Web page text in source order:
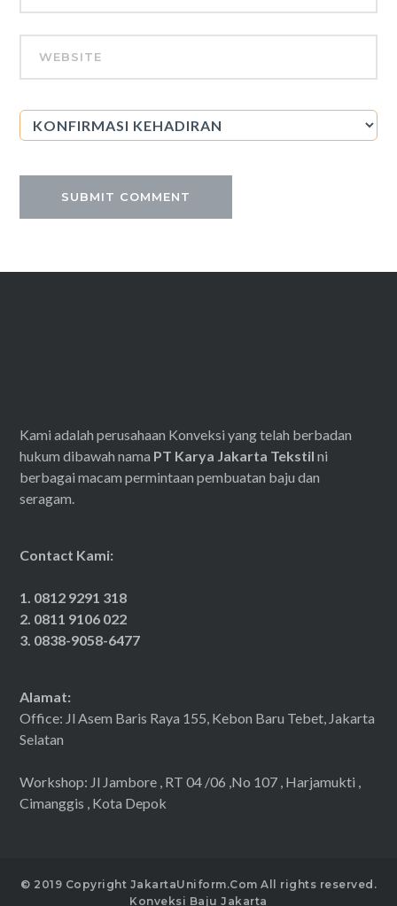
Kami adalah perusahaan Konveksi yang telah berbadan
hukum dibawah nama PT Karya Jakarta Tekstilni
berbagai macam permintaan pembuatan baju dan
seragam.
Contact Kami:
1. 0812 9291 318
2. 0811 9106 022
3. 0838-9058-6477
Alamat:
Office: Jl Asem Baris Raya 155, Kebon Baru Tebet, Jakarta
Selatan
Workshop: Jl Jambore , RT 04 /06 ,No 107 , Harjamukti ,
Cimanggis , Kota Depok
© 2019 Copyright JakartaUniform.Com All rights reserved.
Konveksi Baju Jakarta